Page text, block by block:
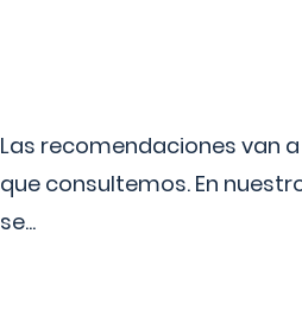
Las recomendaciones van
que consultemos. En
se...